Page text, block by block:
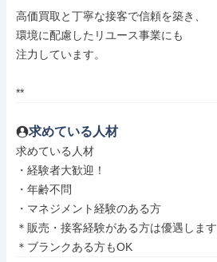
高価買取と丁寧な接客で信頼を築き、
環境に配慮したリユース事業にも
注力しています。
**
求めている人材
求めている人材
・経験者大歓迎！
・年齢不問
・マネジメント経験のある方
＊販売・接客経験がある方は優遇します
＊ブランクある方もOK